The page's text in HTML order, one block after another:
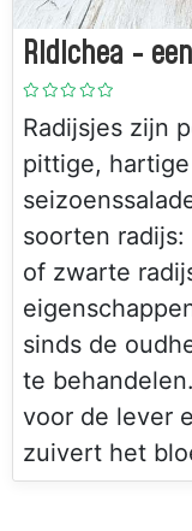
Ridichea -
Radijsjes zijn
pittige,
soorten
of zwarte
sinds de
te
voor de lever
zuivert het